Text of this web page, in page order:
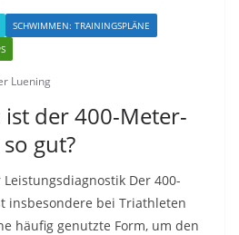
SCHWIMMEN: TRAININGSPLÄNE
Luening
ist der 400-Meter-
gut?
Der 400-
insbesondere bei Triathleten
häufig genutzte Form, um den